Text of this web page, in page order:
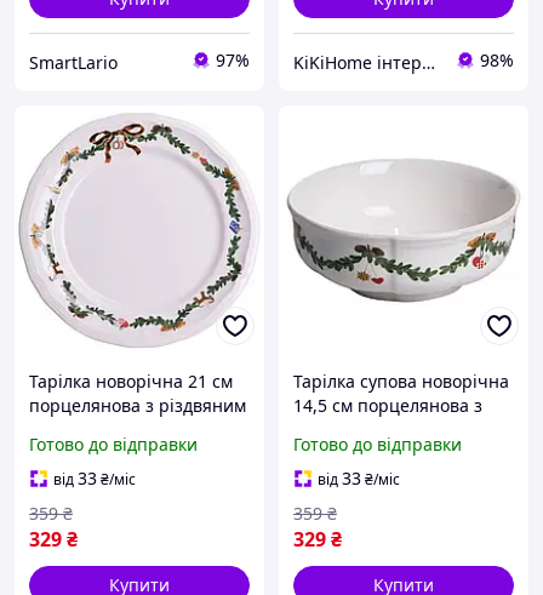
SmartLario 97% KiKiHome інтернет-магазин якісних товарів для дому 98%
Тарілка новорічна 21 см
порцелянова з різдвяним
посуд для сервірування
столу та на подарунок
Готово до відправки
від33₴/міс
329₴
359 ₴
Купити
Тарілка супова новорічна
14,5 см порцелянова з
Святковий глибокий
салатник для страв, піала
новорічна
Готово до відправки
від33₴/міс
329₴
359 ₴
Купити